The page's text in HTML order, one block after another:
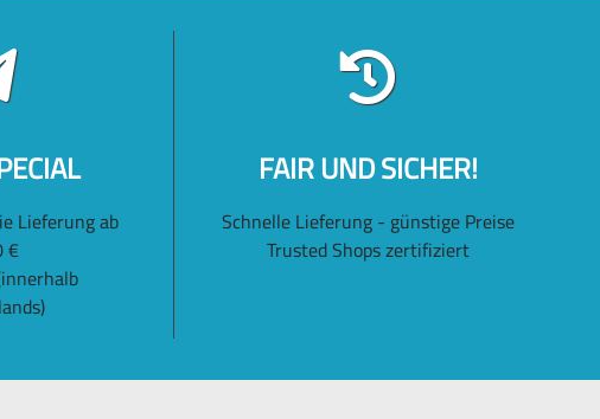
Lieferung ab
€
FAIR UND SICHER!
Schnelle Lieferung - günstige Preise
Trusted Shops zertifiziert